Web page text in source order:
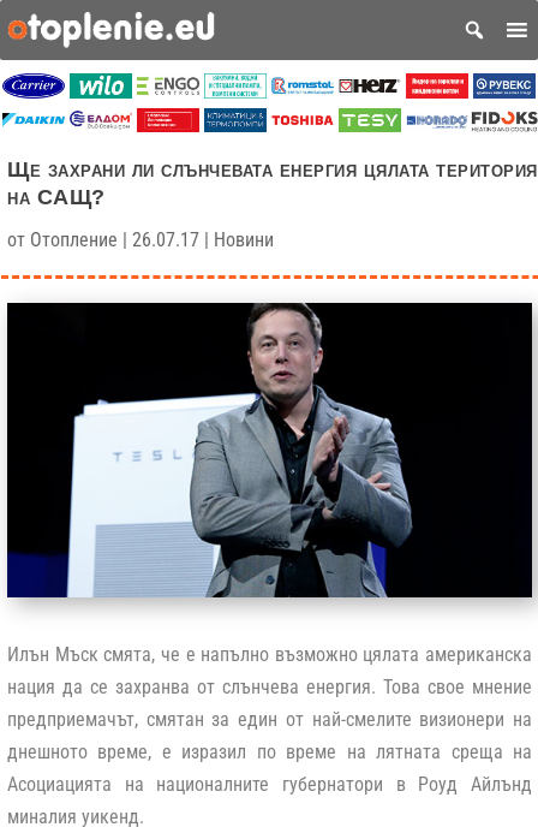
Ще захрани ли слънчевата енергия цялата територия
на САЩ?
от Отопление | 26.07.17 | Новини
Илън Мъск смята, че е напълно възможно цялата американска
нация да се захранва от слънчева енергия. Това свое мнение
предприемачът, смятан за един от най-смелите визионери на
днешното време, е изразил по време на лятната среща на
Асоциацията на националните губернатори в Роуд Айлънд
миналия уикенд.